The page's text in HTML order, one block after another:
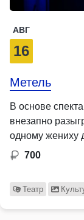
АВГ
16
Метель
В основе
внезапно
одному жениху
700
Театр